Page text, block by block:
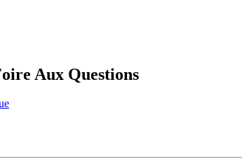
Aux Questions